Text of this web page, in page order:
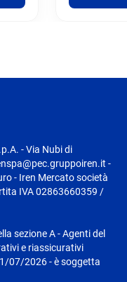
- Via Nubi di
-
- Iren Mercato società
IVA 02863660359 /
sezione A - Agenti del
e riassicurativi
07/2026 - è soggetta